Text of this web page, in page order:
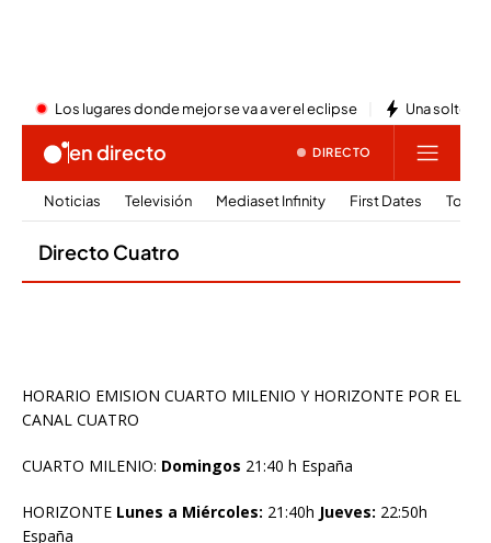
HORARIO EMISION CUARTO MILENIO Y HORIZONTE POR EL
CANAL CUATRO
CUARTO MILENIO: Domingos 21:40 h España
HORIZONTE Lunes a Miércoles: 21:40h Jueves: 22:50h
España